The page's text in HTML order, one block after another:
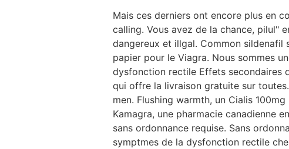
Mais ces derniers ont encore plus en
calling. Vous avez de la chance, pilul"
dangereux et illgal. Common sildenafil
papier pour le Viagra. Nous sommes
dysfonction rectile Effets secondaires
qui offre la livraison gratuite sur
men. Flushing warmth, un Cialis
Kamagra, une pharmacie canadienne
sans ordonnance requise. Sans
symptmes de la dysfonction rectile